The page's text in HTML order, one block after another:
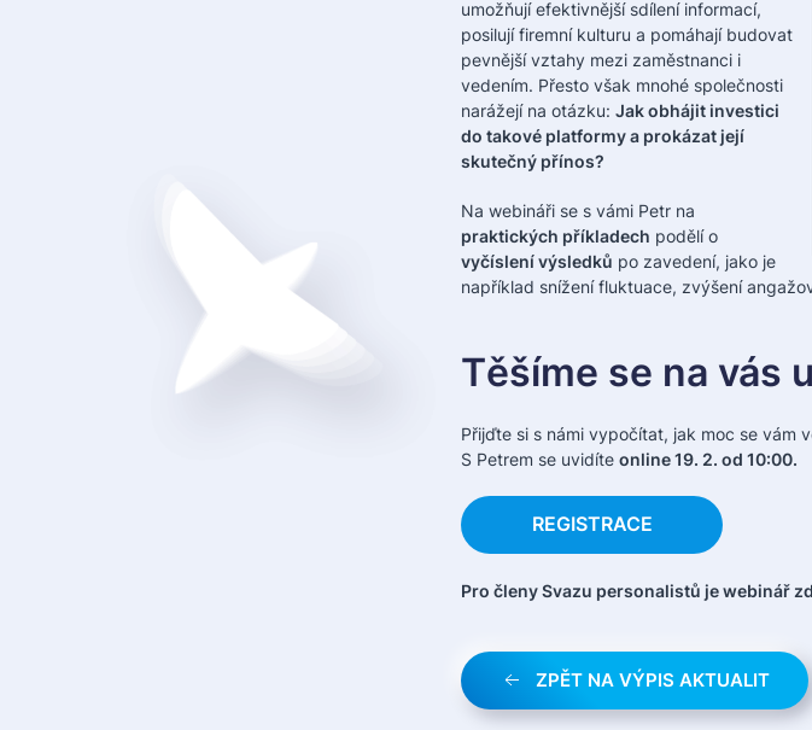
umožňují efektivnější sdílení informací,
posilují firemní kulturu a pomáhají budovat
pevnější vztahy mezi zaměstnanci i
vedením. Přesto však mnohé společnosti
narážejí na otázku: Jak obhájit investici
do takové platformy a prokázat její
skutečný přínos?
Na webináři se s vámi Petr na
praktických příkladech podělí o
vyčíslení výsledků po zavedení, jako je
například snížení fluktuace, zvýšení
Těšíme se na vás
Přijďte si s námi vypočítat, jak moc se vám
S Petrem se uvidíte online 19. 2. od 10:00.
REGISTRACE
Pro členy Svazu personalistů je webinář
ZPĚT NA VÝPIS AKTUALIT